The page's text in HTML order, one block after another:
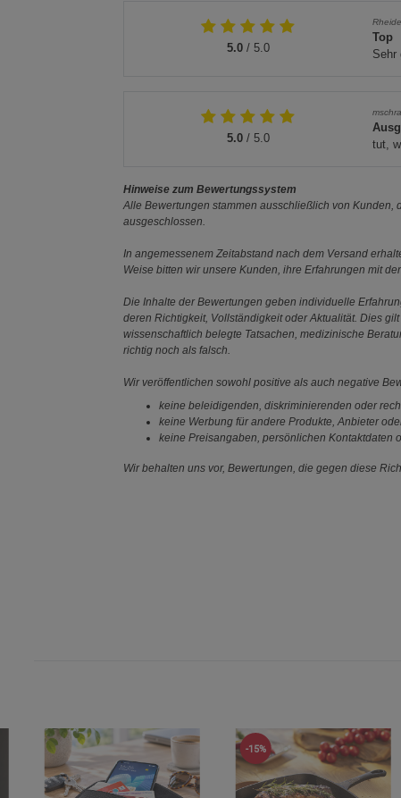
5.0/ 5.0
Top
Sehr
5.0/ 5.0
tut,
Hinweise zum Bewertungssystem
Alle Bewertungen stammen ausschließlich von
ausgeschlossen.
In angemessenem Zeitabstand nach dem Versand
Weise bitten wir unsere Kunden, ihre Erfahrungen mit
Die Inhalte der Bewertungen geben individuelle
deren Richtigkeit, Vollständigkeit oder Aktualität. Dies
wissenschaftlich belegte Tatsachen, medizinische
richtig noch als falsch.
Wir veröffentlichen sowohl positive als auch negative
keine beleidigenden, diskriminierenden oder
keine Werbung für andere Produkte, Anbieter
keine Preisangaben, persönlichen Kontaktdaten
Wir behalten uns vor, Bewertungen, die gegen diese
-15%